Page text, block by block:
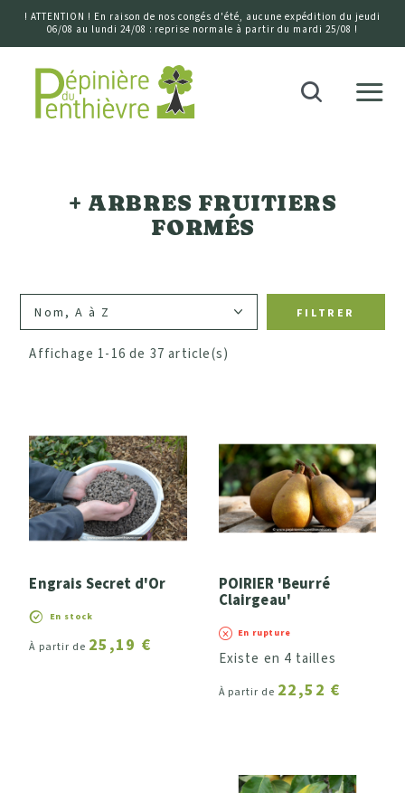
! ATTENTION ! En raison de nos congés d'été, aucune expédition du jeudi
06/08 au lundi 24/08 : reprise normale à partir du mardi 25/08 !
Accueil
Climat
Exposition
Largeur (développement à l'âge adulte)
Intérêt saisonnier (fleurs, fruits, feuillage ou
tronc)
c - Automnal
+ ARBRES FRUITIERS
FORMÉS
FILTRER
Affichage 1-16 de 37 article(s)
Engrais Secret d'Or
En stock
À partir de 25,19 €
POIRIER 'Beurré
Clairgeau'
En rupture
Existe en 4 tailles
À partir de 22,52 €